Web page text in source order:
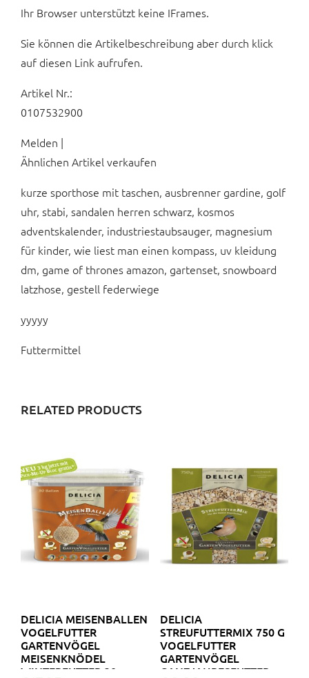
Ihr Browser unterstützt keine IFrames.
Sie können die Artikelbeschreibung aber durch klick
auf diesen Link aufrufen.
Artikel Nr.:
0107532900
Melden |
Ähnlichen Artikel verkaufen
kurze sporthose mit taschen, ausbrenner gardine, golf
uhr, stabi, sandalen herren schwarz, kosmos
adventskalender, industriestaubsauger, magnesium
für kinder, wie liest man einen kompass, uv kleidung
dm, game of thrones amazon, gartenset, snowboard
latzhose, gestell federwiege
yyyyy
Futtermittel
RELATED PRODUCTS
DELICIA MEISENBALLEN
VOGELFUTTER
GARTENVÖGEL
MEISENKNÖDEL
WINTERFUTTER 30
DELICIA
STREUFUTTERMIX 750 G
VOGELFUTTER
GARTENVÖGEL
GANZJAHRESFUTTER